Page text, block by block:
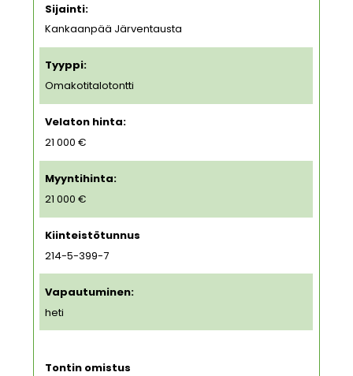
Sijainti:
Kankaanpää Järventausta
Tyyppi:
Omakotitalotontti
Velaton hinta:
21 000 €
Myyntihinta:
21 000 €
Kiinteistötunnus
214-5-399-7
Vapautuminen:
heti
Tontin omistus